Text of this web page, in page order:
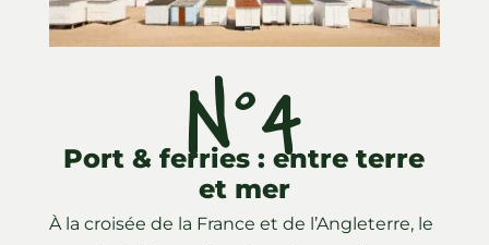
N°4
Port & ferries : entre terre
et mer
À la croisée de la France et de l’Angleterre, le